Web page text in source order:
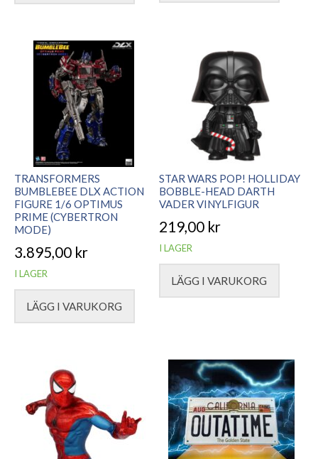
TRANSFORMERS
BUMBLEBEE DLX ACTION
FIGURE 1/6 OPTIMUS
PRIME (CYBERTRON
MODE)
3.895,00 kr
I LAGER
LÄGG I VARUKORG
STAR WARS POP! HOLLIDAY
BOBBLE-HEAD DARTH
VADER VINYLFIGUR
219,00 kr
I LAGER
LÄGG I VARUKORG